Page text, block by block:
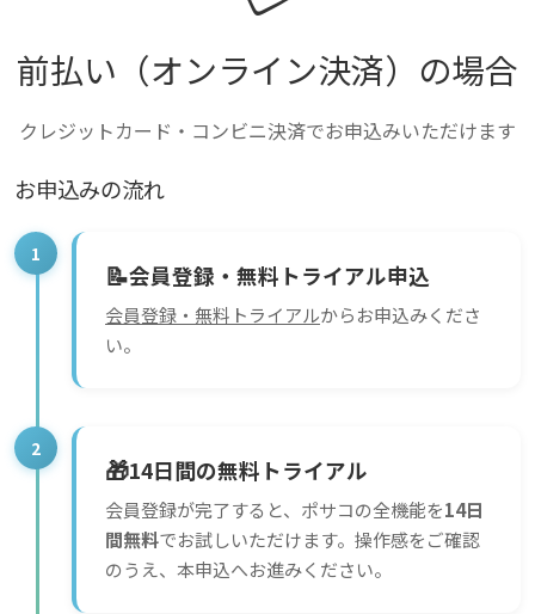
前払い（オンライン決済）の場合
クレジットカード・コンビニ決済でお申込みいただけます
お申込みの流れ
1
📝会員登録・無料トライアル申込
会員登録・無料トライアルからお申込みくださ
い。
2
🎁14日間の無料トライアル
会員登録が完了すると、ポサコの全機能を14日
間無料でお試しいただけます。操作感をご確認
のうえ、本申込へお進みください。